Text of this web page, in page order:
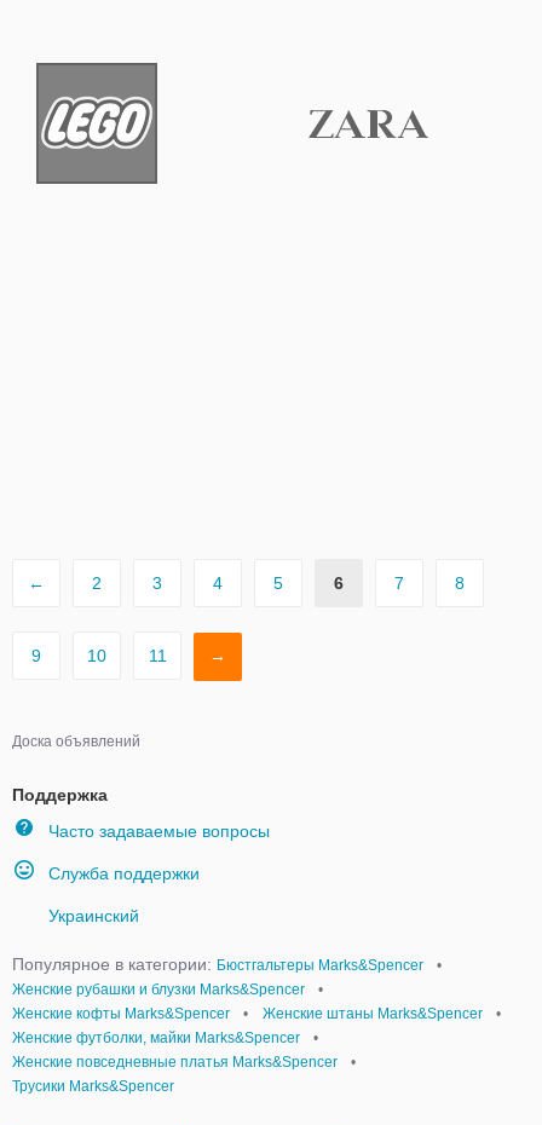
← 2 3 4 5 6 7 8
9 10 11 →
Доска объявлений
Поддержка
Часто задаваемые вопросы
Служба поддержки
Украинский
Популярное в категории: Бюстгальтеры Marks&Spencer
•
Женские рубашки и блузки Marks&Spencer
•
Женские кофты Marks&Spencer
• Женские штаны Marks&Spencer
•
Женские футболки, майки Marks&Spencer
•
Женские повседневные платья Marks&Spencer
•
Трусики Marks&Spencer